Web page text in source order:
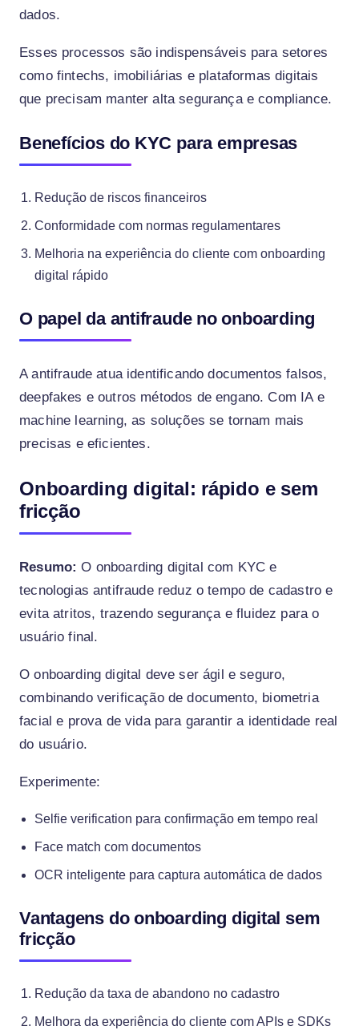
dados.
Esses processos são indispensáveis para setores
como fintechs, imobiliárias e plataformas digitais
que precisam manter alta segurança e compliance.
Benefícios do KYC para empresas
Redução de riscos financeiros
Conformidade com normas regulamentares
Melhoria na experiência do cliente com onboarding
digital rápido
O papel da antifraude no onboarding
A antifraude atua identificando documentos falsos,
deepfakes e outros métodos de engano. Com IA e
machine learning, as soluções se tornam mais
precisas e eficientes.
Onboarding digital: rápido e sem
fricção
Resumo: O onboarding digital com KYC e
tecnologias antifraude reduz o tempo de cadastro e
evita atritos, trazendo segurança e fluidez para o
usuário final.
O onboarding digital deve ser ágil e seguro,
combinando verificação de documento, biometria
facial e prova de vida para garantir a identidade real
do usuário.
Experimente:
Selfie verification para confirmação em tempo real
Face match com documentos
OCR inteligente para captura automática de dados
Vantagens do onboarding digital sem
fricção
Redução da taxa de abandono no cadastro
Melhora da experiência do cliente com APIs e SDKs